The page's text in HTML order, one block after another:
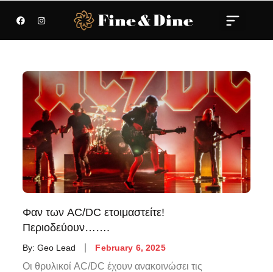
Φαν των AC/DC ετοιμαστείτε!
Περιοδεύουν…….
By:Geo Lead February 6, 2025
Οι θρυλικοί AC/DC έχουν ανακοινώσει τις